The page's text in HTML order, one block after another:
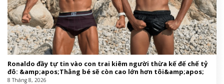
Ronaldo đầy tự tin vào con trai kiêm người thừa kế đế chế tỷ
đô: &amp;apos;Thằng bé sẽ còn cao lớn hơn tôi&amp;apos;
8 Tháng 8, 2026